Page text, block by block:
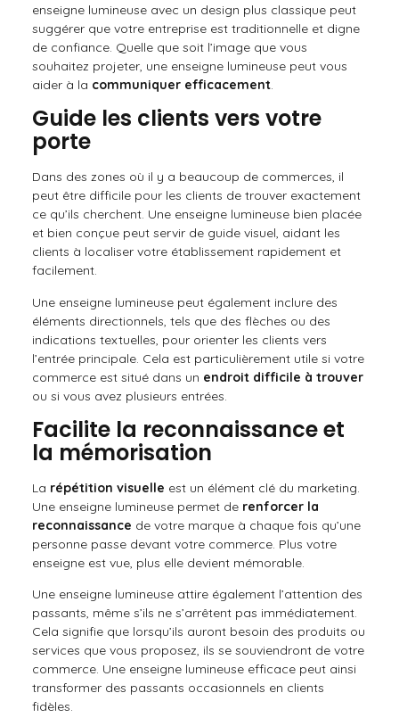
enseigne lumineuse avec un design plus classique peut
suggérer que votre entreprise est traditionnelle et digne
de confiance. Quelle que soit l’image que vous
souhaitez projeter, une enseigne lumineuse peut vous
aider à la communiquer efficacement.
Guide les clients vers votre
porte
Dans des zones où il y a beaucoup de commerces, il
peut être difficile pour les clients de trouver exactement
ce qu’ils cherchent. Une enseigne lumineuse bien placée
et bien conçue peut servir de guide visuel, aidant les
clients à localiser votre établissement rapidement et
facilement.
Une enseigne lumineuse peut également inclure des
éléments directionnels, tels que des flèches ou des
indications textuelles, pour orienter les clients vers
l’entrée principale. Cela est particulièrement utile si votre
commerce est situé dans un endroit difficile à trouver
ou si vous avez plusieurs entrées.
Facilite la reconnaissance et
la mémorisation
La répétition visuelle est un élément clé du marketing.
Une enseigne lumineuse permet de renforcer la
reconnaissance de votre marque à chaque fois qu’une
personne passe devant votre commerce. Plus votre
enseigne est vue, plus elle devient mémorable.
Une enseigne lumineuse attire également l’attention des
passants, même s’ils ne s’arrêtent pas immédiatement.
Cela signifie que lorsqu’ils auront besoin des produits ou
services que vous proposez, ils se souviendront de votre
commerce. Une enseigne lumineuse efficace peut ainsi
transformer des passants occasionnels en clients
fidèles.